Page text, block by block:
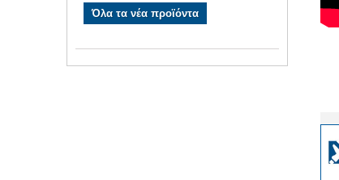
Όλα τα νέα προϊόντα